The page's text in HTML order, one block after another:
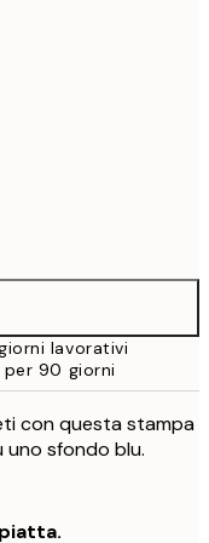
lavorativi
90 giorni
con questa stampa
uno sfondo blu.